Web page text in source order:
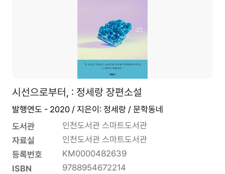
시선으로부터, : 정세랑 장편소설
발행연도 - 2020 / 지은이: 정세랑 / 문학동네
도서관
인천도서관 스마트도서관
자료실
인천도서관 스마트도서관
등록번호
KM0000482639
ISBN
9788954672214